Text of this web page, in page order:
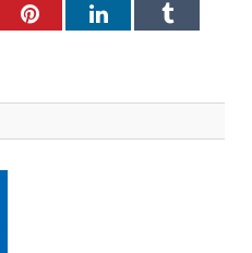
PinterestLinkedInTumblr